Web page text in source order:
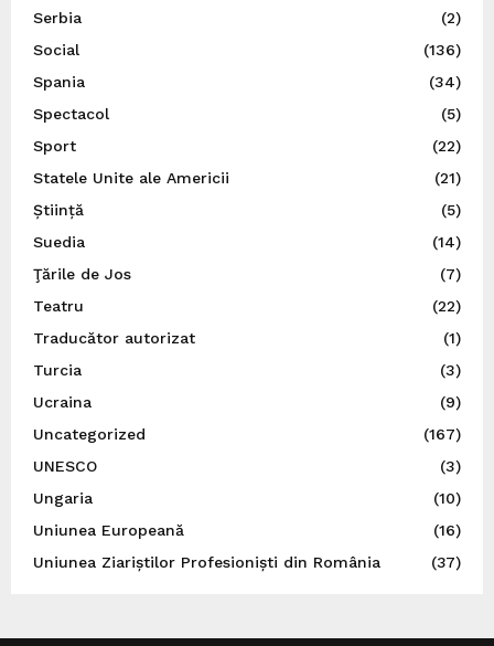
Serbia
(2)
Social
(136)
Spania
(34)
Spectacol
(5)
Sport
(22)
Statele Unite ale Americii
(21)
Știință
(5)
Suedia
(14)
Ţările de Jos
(7)
Teatru
(22)
Traducător autorizat
(1)
Turcia
(3)
Ucraina
(9)
Uncategorized
(167)
UNESCO
(3)
Ungaria
(10)
Uniunea Europeană
(16)
Uniunea Ziariștilor Profesioniști din România
(37)